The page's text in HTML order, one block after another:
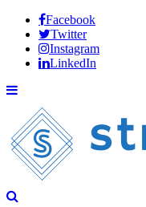
Facebook
Twitter
Instagram
LinkedIn